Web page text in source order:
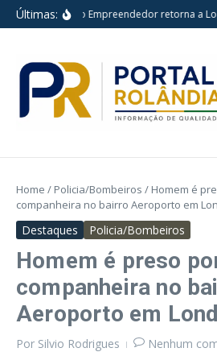
Ir para o conteúdo
Últimas:Feira do Empreendedor retorna a
Home / Policia/Bombeiros / Homem é
companheira no bairro Aeroporto em
Destaques Policia/Bombeiros
Homem é preso
companheira no
Aeroporto em
Por Silvio Rodrigues
Nenhum